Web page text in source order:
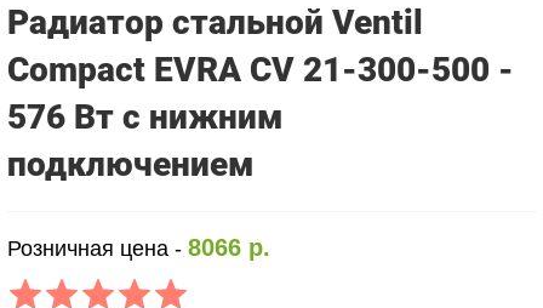
Радиатор стальной Ventil
Compact EVRA CV 21-300-500 -
576 Вт с нижним
подключением
Розничная цена -8066 р.